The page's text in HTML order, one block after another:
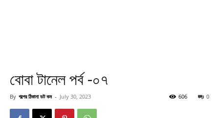
বোবা টানেল পর্ব -০৭
By গল্পের ঠিকানা ডট কম - July 30, 2023 0
606